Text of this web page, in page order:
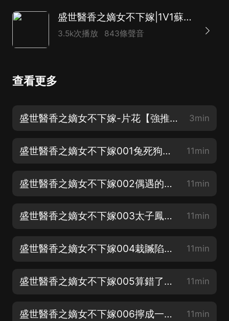
盛世醫香之嫡女不下嫁|1V1蘇爽甜寵|重生復仇
3.5k次播放 843條聲音
查看更多
盛世醫香之嫡女不下嫁-片花【強推重生甜寵爽文】 3min
盛世醫香之嫡女不下嫁001兔死狗烹【新書上線求訂閱】 11min
盛世醫香之嫡女不下嫁002偶遇的初見【求五星好評】 11min
盛世醫香之嫡女不下嫁003太子鳳鳴【求月票鴨】 11min
盛世醫香之嫡女不下嫁004栽贓陷害【積極評論有加更】 11min
盛世醫香之嫡女不下嫁005算錯了一步【點讚支持我們呀】 11min
盛世醫香之嫡女不下嫁006擰成一股繩 11min